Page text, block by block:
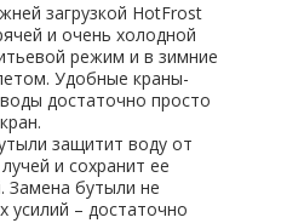
загрузкой HotFrost
и очень холодной
режим и в зимние
Удобные краны-
достаточно просто
защитит воду от
и сохранит ее
Замена бутыли не
усилий – достаточно